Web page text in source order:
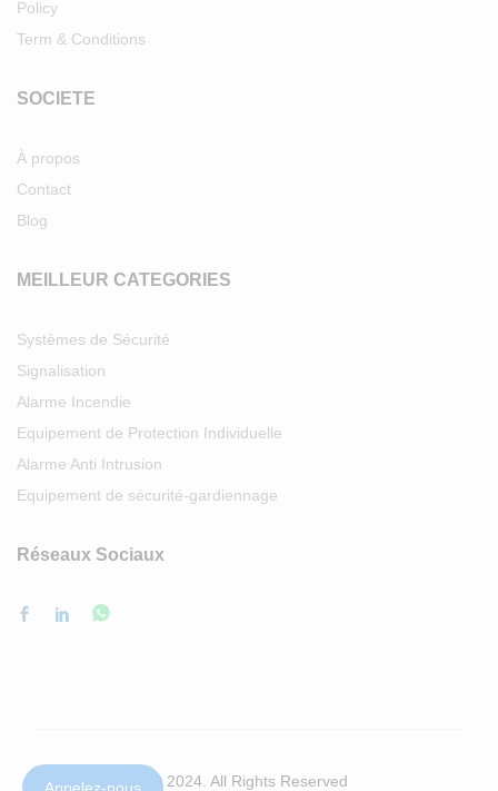
Policy
Term & Conditions
SOCIETE
À propos
Contact
Blog
MEILLEUR CATEGORIES
Systèmes de Sécurité
Signalisation
Alarme Incendie
Equipement de Protection Individuelle
Alarme Anti Intrusion
Equipement de sécurité-gardiennage
Réseaux Sociaux
© 2024. All Rights Reserved